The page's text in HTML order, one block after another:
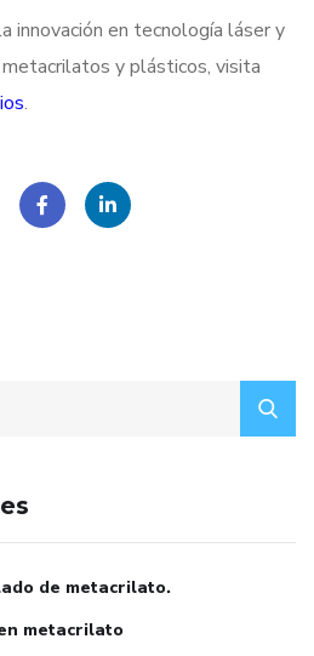
innovación en tecnología láser y
y plásticos, visita
.
de metacrilato.
metacrilato